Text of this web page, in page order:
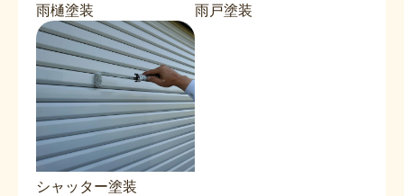
雨樋塗装 雨戸塗装
シャッター塗装